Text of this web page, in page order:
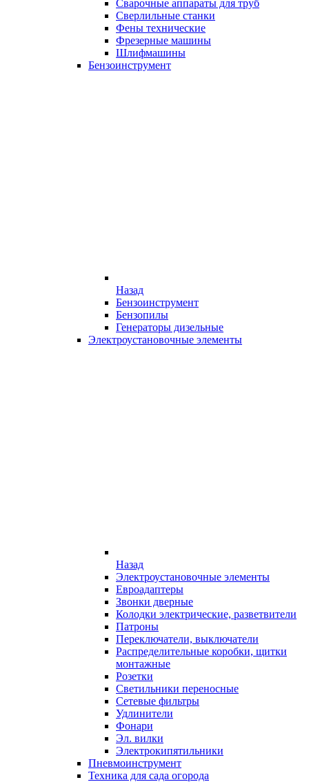
Сварочные аппараты для труб
Сверлильные станки
Фены технические
Фрезерные машины
Шлифмашины
Бензоинструмент
Назад
Бензоинструмент
Бензопилы
Генераторы дизельные
Электроустановочные элементы
Назад
Электроустановочные элементы
Евроадаптеры
Звонки дверные
Колодки электрические, разветвители
Патроны
Переключатели, выключатели
Распределительные коробки, щитки
монтажные
Розетки
Светильники переносные
Сетевые фильтры
Удлинители
Фонари
Эл. вилки
Электрокипятильники
Пневмоинструмент
Техника для сада огорода